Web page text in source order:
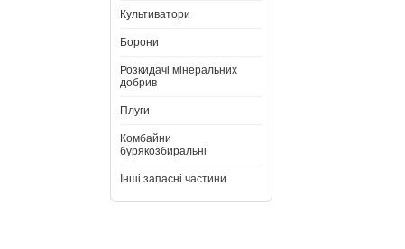
Культиватори
Борони
Розкидачі мінеральних
добрив
Плуги
Комбайни
бурякозбиральні
Інші запасні частини